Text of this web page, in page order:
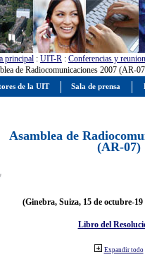
principal : UIT-R : Conferencias y
de Radiocomunicaciones 2007 (AR-
Asamblea de
(AR-07)
(Ginebra, Suiza, 15 de octubre-19
Libro del
Expandir todo
de la UIT Sala de prensa